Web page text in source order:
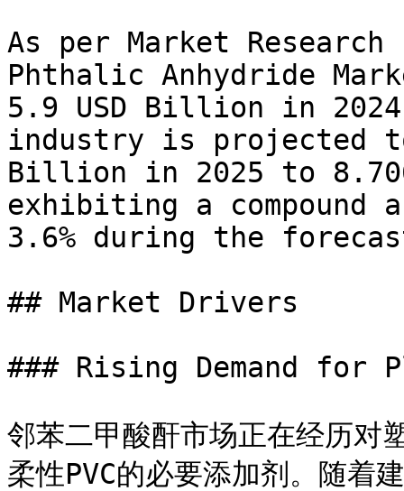
As per Market
Phthalic Anhydride
5.9 USD Billion in
industry is projected to
Billion in 2025 to
exhibiting a compound
3.6% during the
## Market Drivers
### Rising Demand for
邻苯二甲酸酐市场正在经历对
柔性PVC的必要添加剂。随着